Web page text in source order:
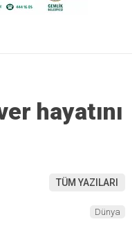
hayatını
TÜM YAZILARI
Dünya